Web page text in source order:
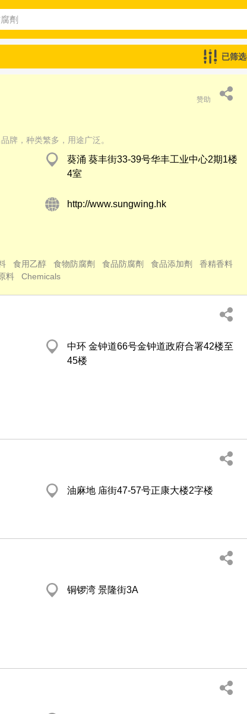
已筛选
赞助
牌，种类繁多，用途广泛。
葵涌 葵丰街33-39号华丰工业中心2期1楼
4室
http://www.sungwing.hk
食用乙醇 食物防腐劑 食品防腐劑 食品添加劑
香精香料
料 Chemicals
中环 金钟道66号金钟道政府合署42楼至
45楼
油麻地 庙街47-57号正康大楼2字楼
铜锣湾 景隆街3A